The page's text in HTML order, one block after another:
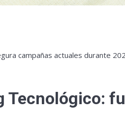
campañas actuales durante
Tecnológico: